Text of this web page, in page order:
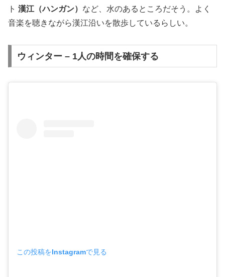
ト 漢江（ハンガン） など、水のあるところだそう。よく
音楽を聴きながら漢江沿いを散歩しているらしい。
ウィンター – 1人の時間を確保する
この投稿をInstagramで見る